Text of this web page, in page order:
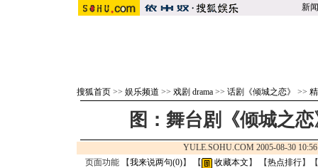
新闻
搜狐首页 >> 娱乐频道 >> 戏剧 drama >> 话剧《倾城之恋》 >>
图：舞台剧《倾城之
YULE.SOHU.COM 2005-08-30
页面功能 【我来说两句(0)】 【 收藏本文 】 【热点排行】【